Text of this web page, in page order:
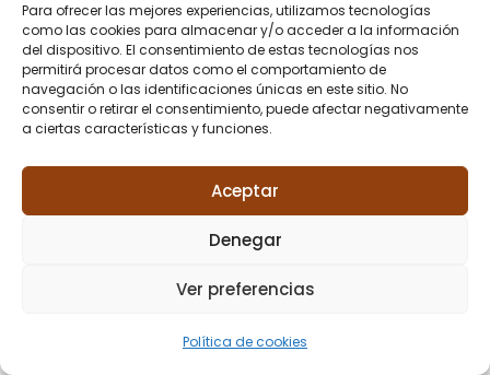
Para ofrecer las mejores experiencias, utilizamos tecnologías
como las cookies para almacenar y/o acceder a la información
del dispositivo. El consentimiento de estas tecnologías nos
permitirá procesar datos como el comportamiento de
navegación o las identificaciones únicas en este sitio. No
consentir o retirar el consentimiento, puede afectar negativamente
a ciertas características y funciones.
Aceptar
Denegar
Ver preferencias
Política de cookies